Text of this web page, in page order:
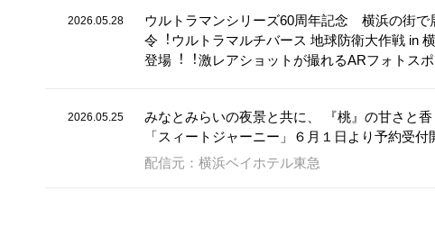
2026.05.28
ウルトラマンシリーズ60周年記念 横浜の街で
令︕ウルトラマルチバース 地球防衛⼤作戦 in
登場︕︕激レアショットが撮れるARフォトス
2026.05.25
みなとみらいの夜景と共に、 『桃』の甘さと
「スィートジャーニー」６月１日より予約受付
配信元：横浜ベイホテル東急